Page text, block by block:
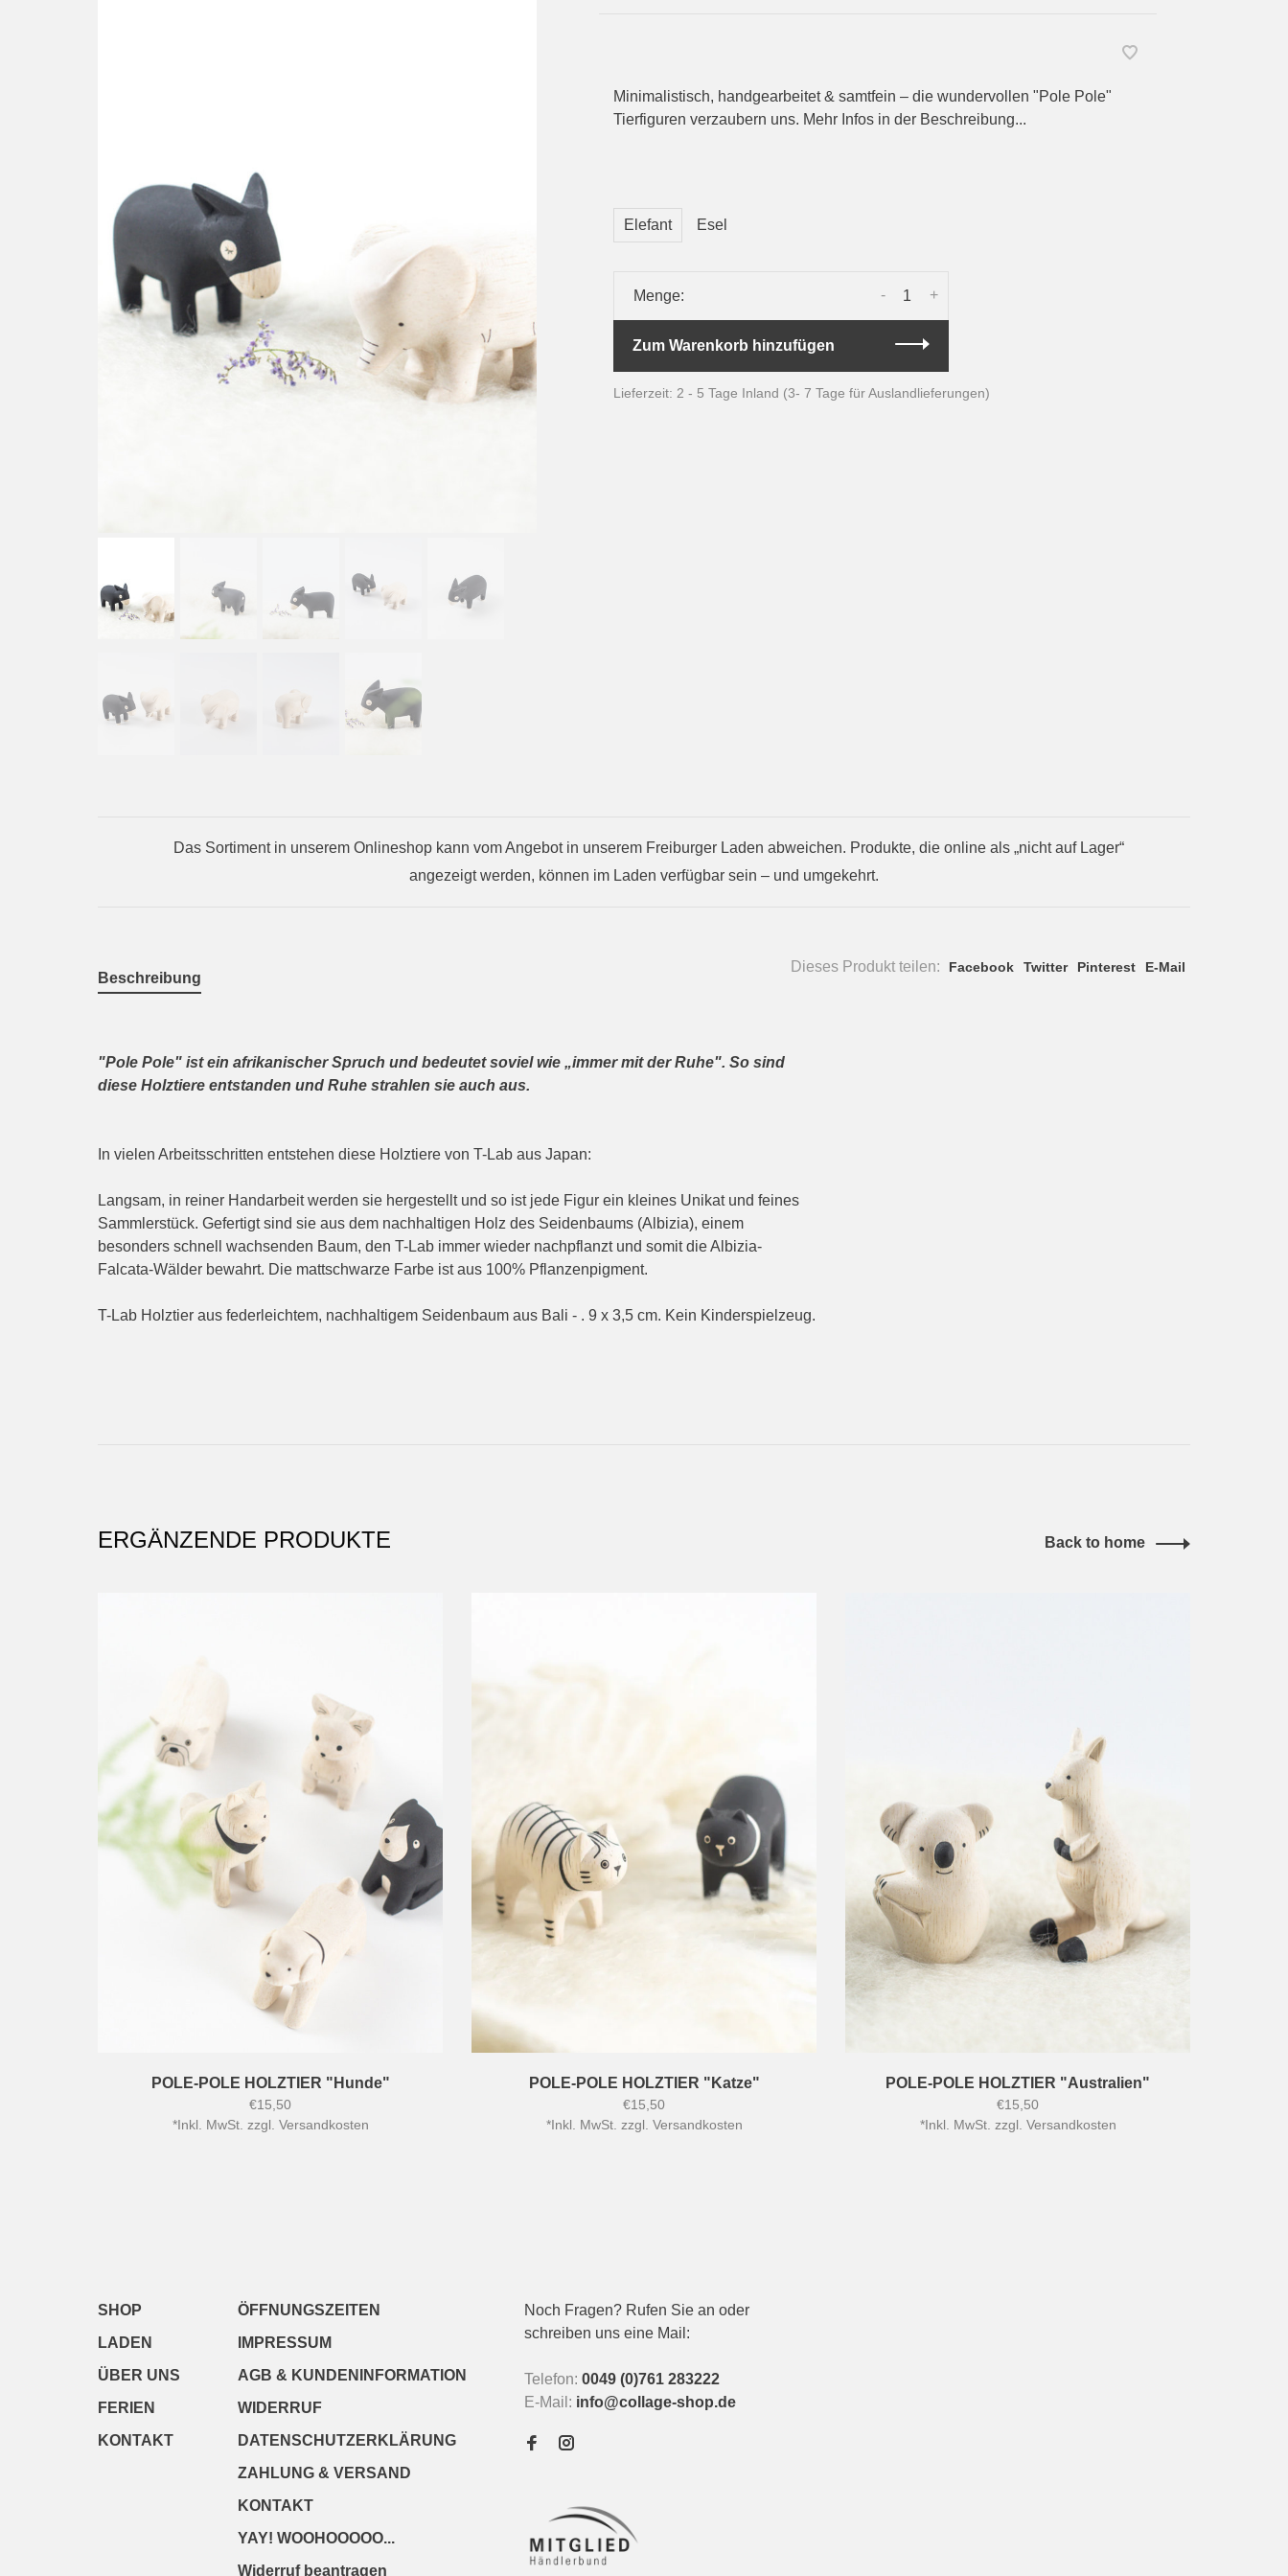
Minimalistisch, handgearbeitet & samtfein – die wundervollen "Pole Pole"
Tierfiguren verzaubern uns. Mehr Infos in der Beschreibung...
Elefant Esel
Menge: +
-
Zum Warenkorb hinzufügen
Lieferzeit: 2 - 5 Tage Inland (3- 7 Tage für Auslandlieferungen)
Das Sortiment in unserem Onlineshop kann vom Angebot in unserem Freiburger Laden abweichen. Produkte, die online als „nicht auf Lager“
angezeigt werden, können im Laden verfügbar sein – und umgekehrt.
Dieses Produkt teilen: Facebook Twitter Pinterest E-Mail
Beschreibung
"Pole Pole" ist ein afrikanischer Spruch und bedeutet soviel wie „immer mit der Ruhe". So sind
diese Holztiere entstanden und Ruhe strahlen sie auch aus.
In vielen Arbeitsschritten entstehen diese Holztiere von T-Lab aus Japan:
Langsam, in reiner Handarbeit werden sie hergestellt und so ist jede Figur ein kleines Unikat und feines
Sammlerstück. Gefertigt sind sie aus dem nachhaltigen Holz des Seidenbaums (Albizia), einem
besonders schnell wachsenden Baum, den T-Lab immer wieder nachpflanzt und somit die Albizia-
Falcata-Wälder bewahrt. Die mattschwarze Farbe ist aus 100% Pflanzenpigment.
T-Lab Holztier aus federleichtem, nachhaltigem Seidenbaum aus Bali - . 9 x 3,5 cm. Kein Kinderspielzeug.
ERGÄNZENDE PRODUKTE Back to home
POLE-POLE HOLZTIER "Hunde"
€15,50
*Inkl. MwSt. zzgl. Versandkosten
POLE-POLE HOLZTIER "Katze"
€15,50
*Inkl. MwSt. zzgl. Versandkosten
POLE-POLE HOLZTIER "Australien"
€15,50
*Inkl. MwSt. zzgl. Versandkosten
SHOP
LADEN
ÜBER UNS
FERIEN
KONTAKT
ÖFFNUNGSZEITEN
IMPRESSUM
AGB & KUNDENINFORMATION
WIDERRUF
DATENSCHUTZERKLÄRUNG
ZAHLUNG & VERSAND
KONTAKT
YAY! WOOHOOOOO...
Widerruf beantragen
Noch Fragen? Rufen Sie an oder
schreiben uns eine Mail:
Telefon: 0049 (0)761 283222
E-Mail: info@collage-shop.de